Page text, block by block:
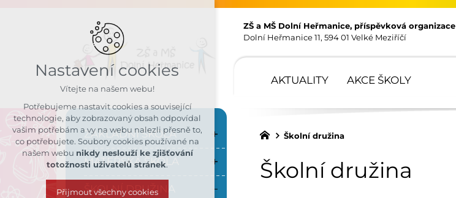
ZŠ a MŠ Dolní Heřmanice, příspěvková organizace
Dolní Heřmanice 11, 594 01 Velké Meziříčí
AKTUALITY AKCE ŠKOLY
ZÁKLADNÍ ŠKOLA
MATEŘSKÁ ŠKOLA
ŠKOLNÍ DRUŽINA
Školní družina
Školní družina
Nastavení cookies
Vítejte na našem webu!
Potřebujeme nastavit cookies a související
technologie, aby zobrazovaný obsah odpovídal
vašim potřebám a vy na webu nalezli přesně to,
co potřebujete. Soubory cookies používané na
našem webu nikdy neslouží ke zjišťování
totožnosti uživatelů stránek.
Přijmout všechny cookies